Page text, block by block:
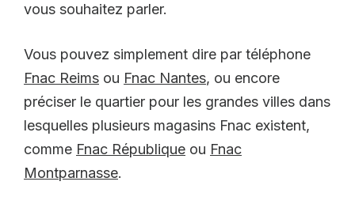
vous souhaitez parler.
Vous pouvez simplement dire par téléphone
Fnac Reims ou Fnac Nantes, ou encore
préciser le quartier pour les grandes villes dans
lesquelles plusieurs magasins Fnac existent,
comme Fnac République ou Fnac
Montparnasse.